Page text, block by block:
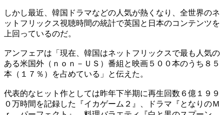
しかし最近、韓国ドラマなどの人気が熱くなり、全世界のネ
ットフリックス視聴時間の統計で英国と日本のコンテンツを
上回っているのだ。
アンフェアは「現在、韓国はネットフリックスで最も人気の
ある米国外（ｎｏｎ－ＵＳ）番組と映画５００本のうち８５
本（１７％）を占めている」と伝えた。
代表的なヒット作としては昨年下半期に再生回数６億１９９
０万時間を記録した『イカゲーム２』、ドラマ『となりのＭ